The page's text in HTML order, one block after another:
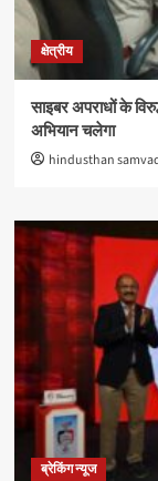
क्षेत्रीय
साइबर अपराधों के
अभियान चलेगा
hindusthan
ब्रेकिंग न्यूज